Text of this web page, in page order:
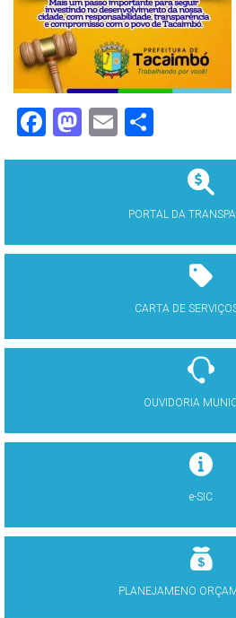
Facebook
Mastodon
Email
PORTAL DA
CARTA DE
OUVIDORIA
e-SIC
PLANEJAMENO